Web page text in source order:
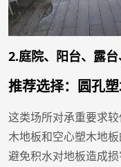
2.庭院、阳台、露
推荐选择：圆孔
这类场所对承重要求
木地板和空心塑木地
避免积水对地板造成